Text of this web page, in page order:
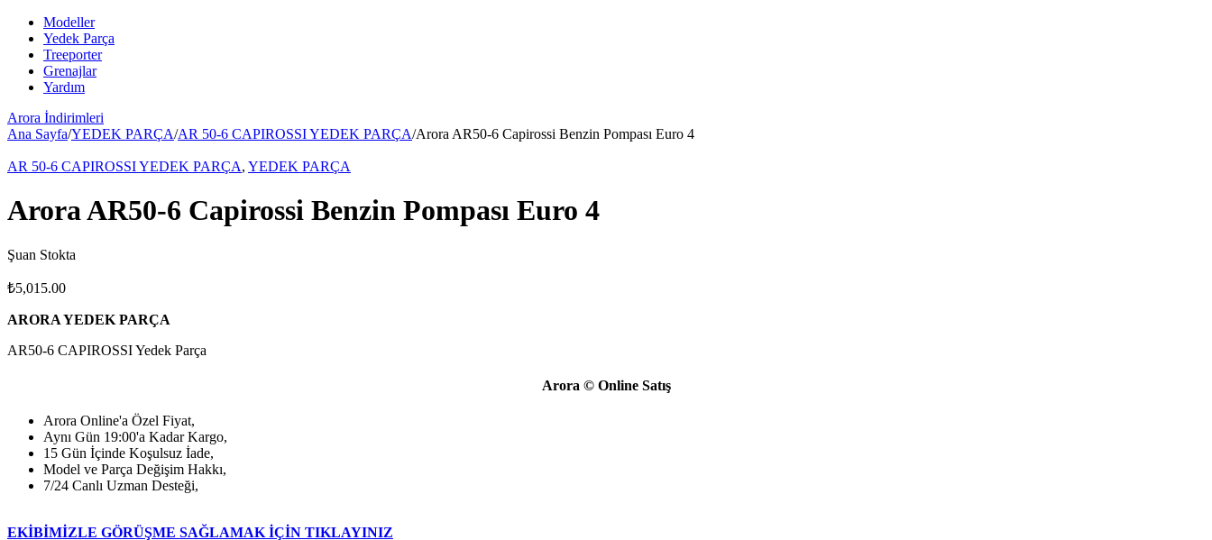
Modeller
Yedek Parça
Treeporter
Grenajlar
Yardım
Arora İndirimleri
Ana Sayfa/YEDEK PARÇA/AR 50-6 CAPIROSSI YEDEK PARÇA/Arora AR50-6 Capirossi Benzin Pompası Euro 4
AR 50-6 CAPIROSSI YEDEK PARÇA, YEDEK PARÇA
Arora AR50-6 Capirossi Benzin Pompası Euro 4
Şuan Stokta
₺5,015.00
ARORA YEDEK PARÇA
AR50-6 CAPIROSSI Yedek Parça
Arora © Online Satış
Arora Online'a Özel Fiyat,
Aynı Gün 19:00'a Kadar Kargo,
15 Gün İçinde Koşulsuz İade,
Model ve Parça Değişim Hakkı,
7/24 Canlı Uzman Desteği,
EKİBİMİZLE GÖRÜŞME SAĞLAMAK İÇİN TIKLAYINIZ